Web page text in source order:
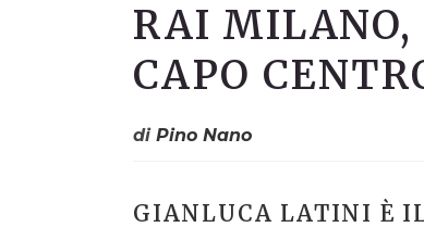
RAI
CAPO
diPino Nano
GIANLUCA LATINI È IL